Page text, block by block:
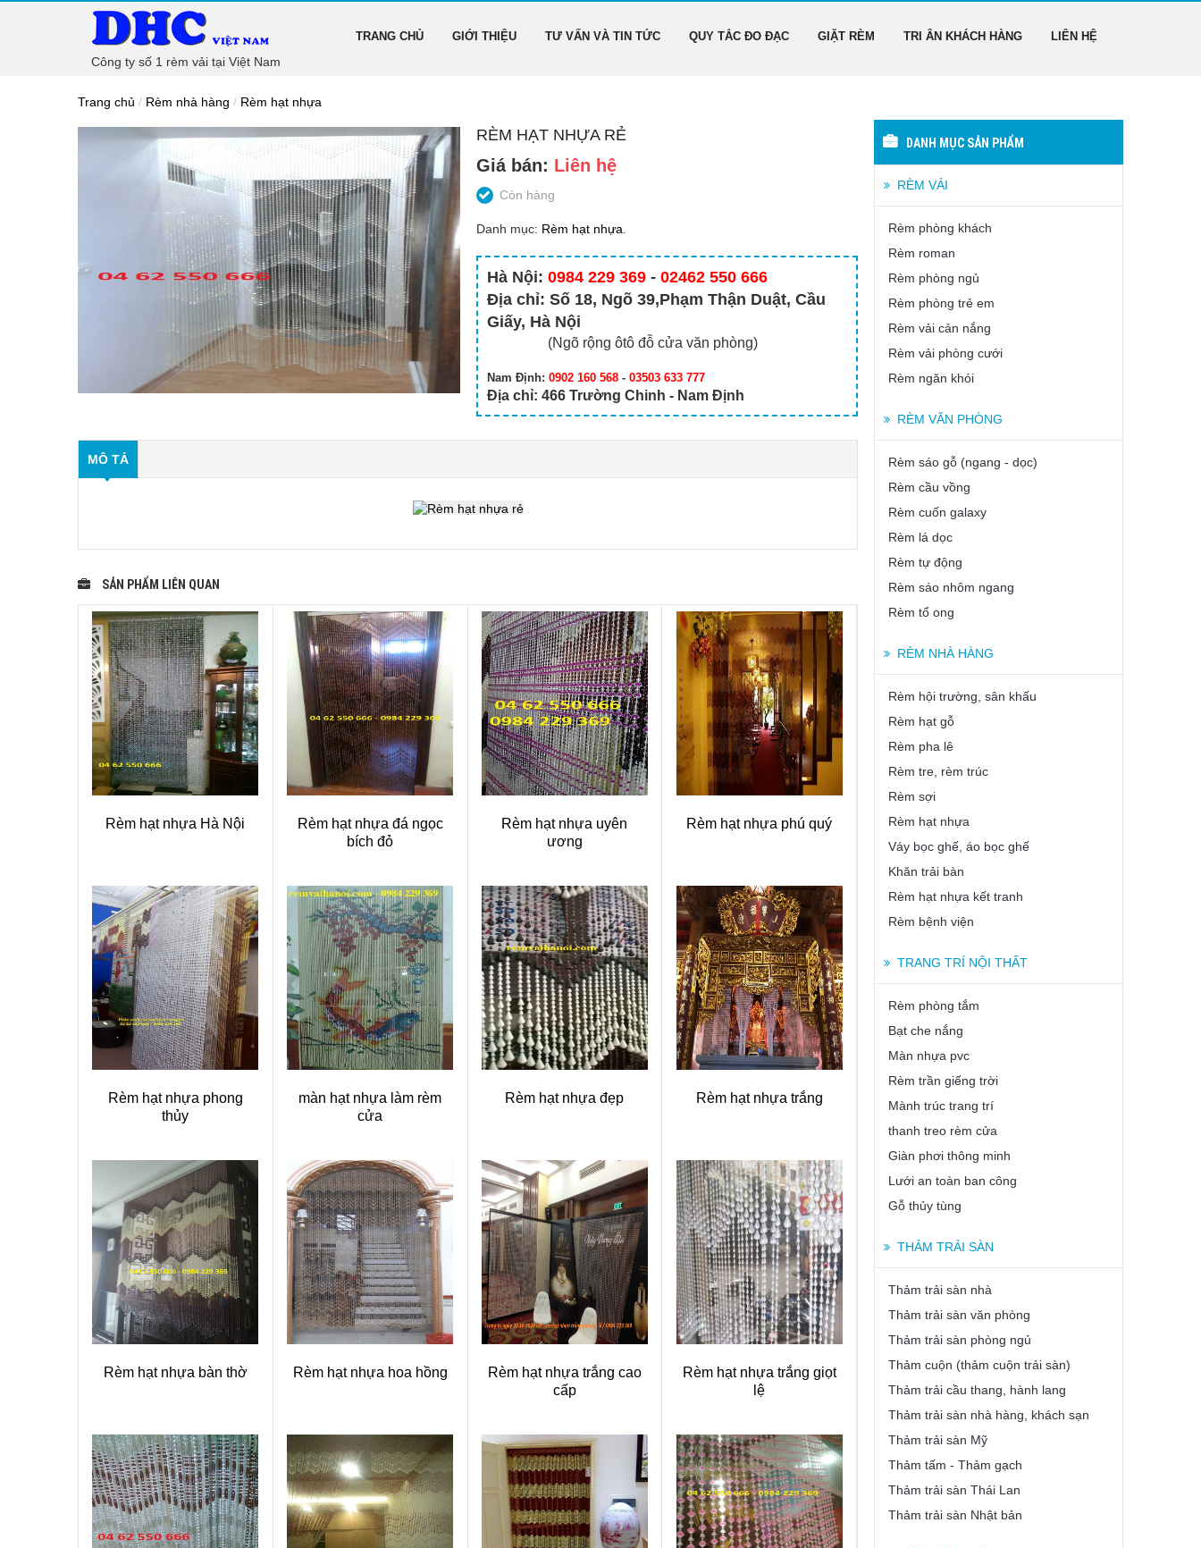
Công ty số 1 rèm vải tại Việt Nam
TRANG CHỦ GIỚI THIỆU TƯ VẤN VÀ TIN TỨC QUY TẮC ĐO ĐẠC GIẶT RÈM TRI ÂN KHÁCH HÀNG LIÊN HỆ
Trang chủ / Rèm nhà hàng / Rèm hạt nhựa
RÈM HẠT NHỰA RẺ
Giá bán: Liên hệ
Còn hàng
Danh mục: Rèm hạt nhựa
Hà Nội: 0984 229 369 - 02462 550 666
Địa chỉ: Số 18, Ngõ 39,Phạm Thận Duật, Cầu
Giấy, Hà Nội
(Ngõ rộng ôtô đỗ cửa văn phòng)
Nam Định: 0902 160 568- 03503 633 777
Địa chỉ: 466 Trường Chinh - Nam Định
MÔ TẢ
SẢN PHẨM LIÊN QUAN
Rèm hạt nhựa Hà Nội
Rèm hạt nhựa đá ngọc
bích đỏ
Rèm hạt nhựa uyên
ương
Rèm hạt nhựa phú quý
Rèm hạt nhựa phong
thủy
màn hạt nhựa làm rèm
cửa
Rèm hạt nhựa đẹp Rèm hạt nhựa trắng
Rèm hạt nhựa bàn thờ Rèm hạt nhựa hoa hồng
Rèm hạt nhựa trắng cao
cấp
Rèm hạt nhựa trắng giọt
lệ
DANH MỤC SẢN PHẨM
RÈM VẢI
Rèm phòng khách
Rèm roman
Rèm phòng ngủ
Rèm phòng trẻ em
Rèm vải cản nắng
Rèm vải phòng cưới
Rèm ngăn khói
RÈM VĂN PHÒNG
Rèm sáo gỗ (ngang - dọc)
Rèm cầu vồng
Rèm cuốn galaxy
Rèm lá dọc
Rèm tự động
Rèm sáo nhôm ngang
Rèm tổ ong
RÈM NHÀ HÀNG
Rèm hội trường, sân khấu
Rèm hạt gỗ
Rèm pha lê
Rèm tre, rèm trúc
Rèm sợi
Rèm hạt nhựa
Váy bọc ghế, áo bọc ghế
Khăn trải bàn
Rèm hạt nhựa kết tranh
Rèm bệnh viện
TRANG TRÍ NỘI THẤT
Rèm phòng tắm
Bạt che nắng
Màn nhựa pvc
Rèm trần giếng trời
Mành trúc trang trí
thanh treo rèm cửa
Giàn phơi thông minh
Lưới an toàn ban công
Gỗ thủy tùng
THẢM TRẢI SÀN
Thảm trải sàn nhà
Thảm trải sàn văn phòng
Thảm trải sàn phòng ngủ
Thảm cuộn (thảm cuộn trải sàn)
Thảm trải cầu thang, hành lang
Thảm trải sàn nhà hàng, khách sạn
Thảm trải sàn Mỹ
Thảm tấm - Thảm gạch
Thảm trải sàn Thái Lan
Thảm trải sàn Nhật bản